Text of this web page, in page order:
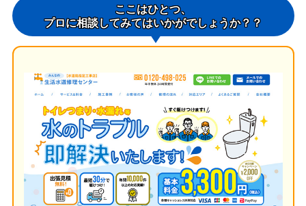
ここはひとつ、
プロに相談してみてはいかがでしょうか？？